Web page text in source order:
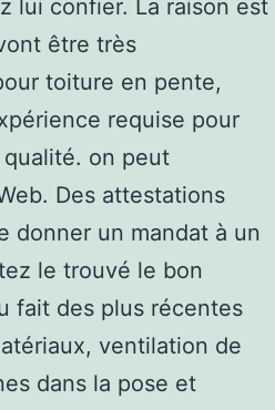
lui confier. La raison est
être très
toiture en pente,
requise pour
on peut
Des attestations
donner un mandat à un
le trouvé le bon
fait des plus récentes
ventilation de
dans la pose et